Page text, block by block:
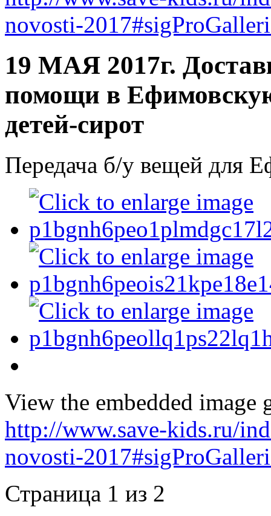
novosti-
19 МАЯ 2017г.
помощи в
детей-сирот
Передача б/у вещей для
View the embedded image
http://www.save-kids.ru/
novosti-
Страница 1 из 2